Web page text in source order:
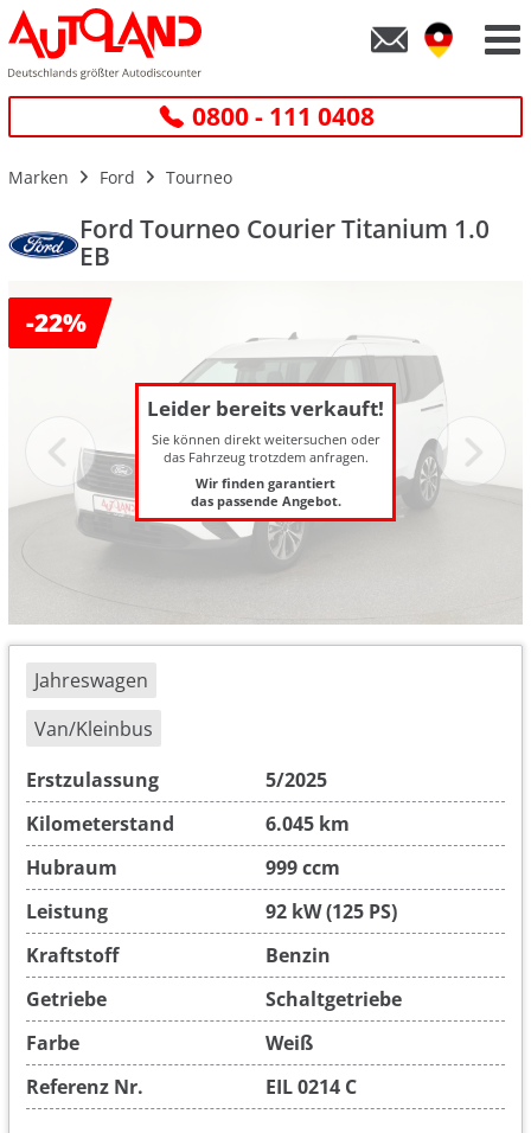
0800 - 111 0408
Marken Ford Tourneo
Ford Tourneo Courier Titanium 1.0
EB
Leider bereits verkauft!
Sie können direkt weitersuchen oder
das Fahrzeug trotzdem anfragen.
Wir finden garantiert
das passende Angebot.
-22%
Jahreswagen
Van/Kleinbus
Erstzulassung
5/2025
Kilometerstand
6.045 km
Hubraum
999 ccm
Leistung
92 kW (125 PS)
Kraftstoff
Benzin
Getriebe
Schaltgetriebe
Farbe
Weiß
Referenz Nr.
EIL 0214 C